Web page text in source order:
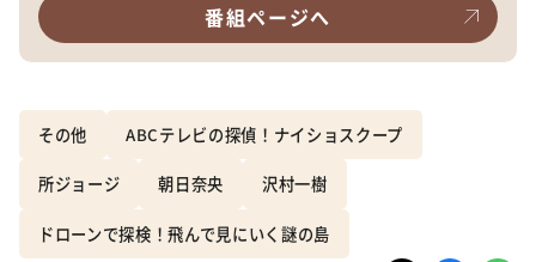
番組ページへ
その他 ABCテレビの探偵！ナイショスクープ
所ジョージ 朝日奈央 沢村一樹
ドローンで探検！飛んで見にいく謎の島